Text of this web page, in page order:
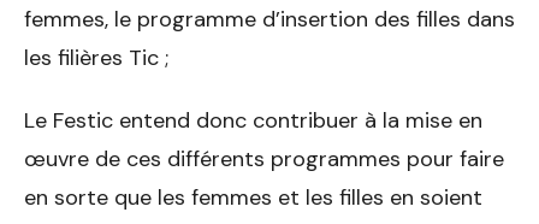
femmes, le programme d’insertion des filles dans
les filières Tic ;
Le Festic entend donc contribuer à la mise en
œuvre de ces différents programmes pour faire
en sorte que les femmes et les filles en soient